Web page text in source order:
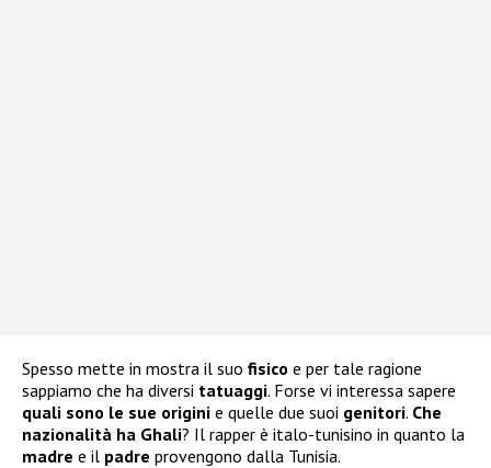
Spesso mette in mostra il suo fisico e per tale ragione
sappiamo che ha diversi tatuaggi. Forse vi interessa sapere
quali sono le sue origini e quelle due suoi genitori. Che
nazionalità ha Ghali? Il rapper è italo-tunisino in quanto la
madre e il padre provengono dalla Tunisia.